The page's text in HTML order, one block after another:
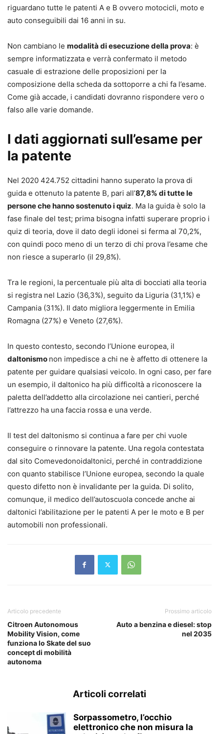
riguardano tutte le patenti A e B ovvero motocicli, moto e
auto conseguibili dai 16 anni in su.
Non cambiano le modalità di esecuzione della prova: è
sempre informatizzata e verrà confermato il metodo
casuale di estrazione delle proposizioni per la
composizione della scheda da sottoporre a chi fa l’esame.
Come già accade, i candidati dovranno rispondere vero o
falso alle varie domande.
I dati aggiornati sull’esame per
la patente
Nel 2020 424.752 cittadini hanno superato la prova di
guida e ottenuto la patente B, pari all’87,8% di tutte le
persone che hanno sostenuto i quiz. Ma la guida è solo la
fase finale del test; prima bisogna infatti superare proprio i
quiz di teoria, dove il dato degli idonei si ferma al 70,2%,
con quindi poco meno di un terzo di chi prova l’esame che
non riesce a superarlo (il 29,8%).
Tra le regioni, la percentuale più alta di bocciati alla teoria
si registra nel Lazio (36,3%), seguito da Liguria (31,1%) e
Campania (31%). Il dato migliora leggermente in Emilia
Romagna (27%) e Veneto (27,6%).
In questo contesto, secondo l’Unione europea, il
daltonismo non impedisce a chi ne è affetto di ottenere la
patente per guidare qualsiasi veicolo. In ogni caso, per fare
un esempio, il daltonico ha più difficoltà a riconoscere la
paletta dell’addetto alla circolazione nei cantieri, perché
l’attrezzo ha una faccia rossa e una verde.
Il test del daltonismo si continua a fare per chi vuole
conseguire o rinnovare la patente. Una regola contestata
dal sito Comevedonoidaltonici, perché in contraddizione
con quanto stabilisce l’Unione europea, secondo la quale
questo difetto non è invalidante per la guida. Di solito,
comunque, il medico dell’autoscuola concede anche ai
daltonici l’abilitazione per le patenti A per le moto e B per
automobili non professionali.
Articolo precedente
Citroen Autonomous
Mobility Vision, come
funziona lo Skate del suo
concept di mobilità
autonoma
Prossimo articolo
Auto a benzina e diesel: stop
nel 2035
Articoli correlati
Sorpassometro, l’occhio
elettronico che non misura la